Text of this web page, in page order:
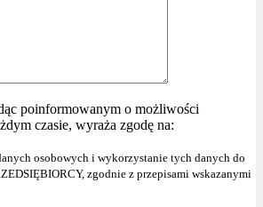
poinformowanym o możliwości
czasie, wyraża zgodę na:
osobowych i wykorzystanie tych danych do
zgodnie z przepisami wskazanymi